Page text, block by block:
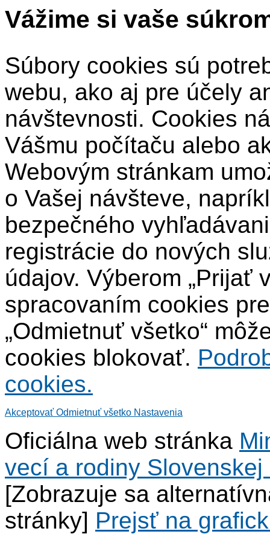
Vážime si vaše
Súbory cookies sú
webu, ako aj pre účely
návštevnosti. Cookies
Vášmu počítaču alebo
Webovým stránkam
o Vašej návšteve,
bezpečného
registrácie do nových
údajov. Výberom „Prijať
spracovaním cookies
„Odmietnuť všetko“
cookies blokovať.
cookies.
Akceptovať Odmietnuť všetko Nastavenia
Oficiálna web stránka
vecí a rodiny Slovenskej
[Zobrazuje sa
stránky] Prejsť na